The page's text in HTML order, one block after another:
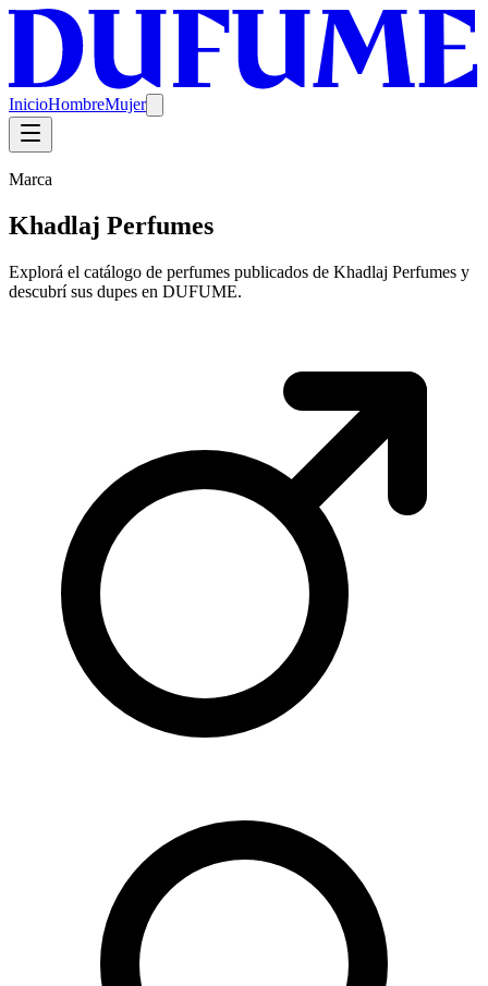
InicioHombreMujer
Marca
Khadlaj Perfumes
Explorá el catálogo de perfumes publicados de Khadlaj Perfumes y
descubrí sus dupes en DUFUME.